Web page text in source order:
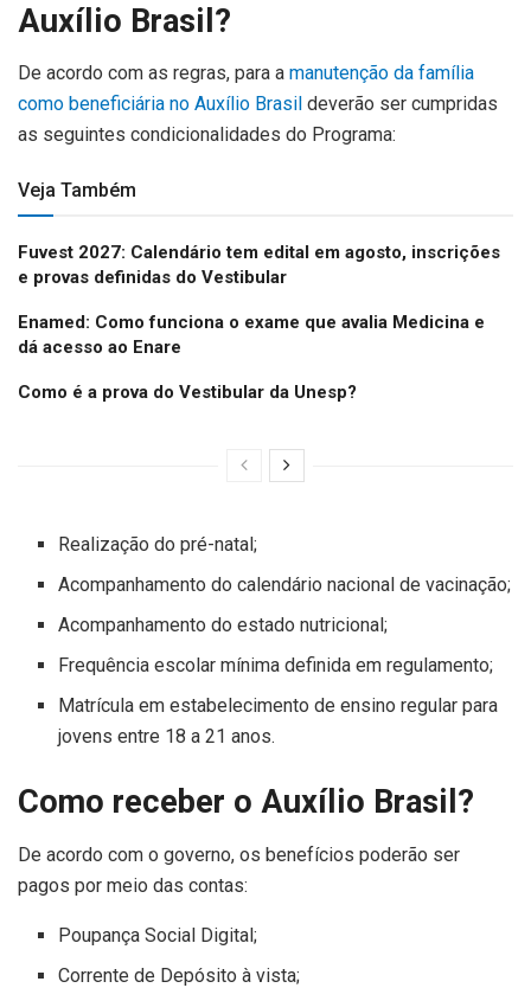
Auxílio Brasil?
De acordo com as regras, para a manutenção da família
como beneficiária no Auxílio Brasil deverão ser cumpridas
as seguintes condicionalidades do Programa:
Veja Também
Fuvest 2027: Calendário tem edital em agosto, inscrições
e provas definidas do Vestibular
Enamed: Como funciona o exame que avalia Medicina e
dá acesso ao Enare
Como é a prova do Vestibular da Unesp?
Realização do pré-natal;
Acompanhamento do calendário nacional de vacinação;
Acompanhamento do estado nutricional;
Frequência escolar mínima definida em regulamento;
Matrícula em estabelecimento de ensino regular para
jovens entre 18 a 21 anos.
Como receber o Auxílio Brasil?
De acordo com o governo, os benefícios poderão ser
pagos por meio das contas:
Poupança Social Digital;
Corrente de Depósito à vista;